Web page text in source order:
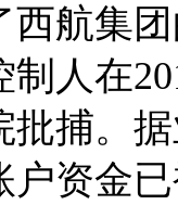
西航集
人在
批捕。
户资金